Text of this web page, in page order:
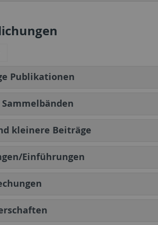
Publikationen
kleinere Beiträge
Einführungen